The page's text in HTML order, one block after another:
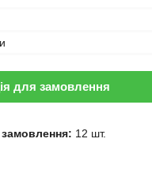
для замовлення
замовлення: 12 шт.